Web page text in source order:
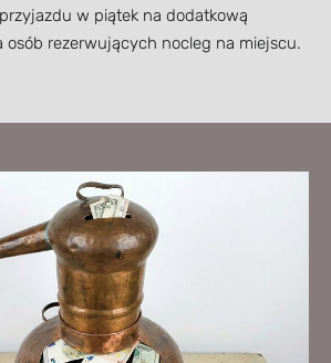
w piątek na dodatkową
osób rezerwujących nocleg na miejscu.